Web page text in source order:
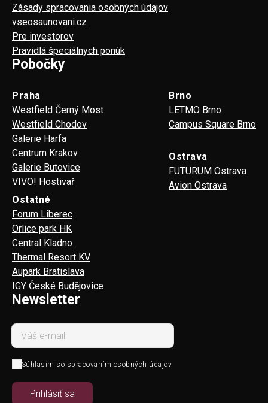
Zásady spracovania osobných údajov
vseosaunovani.cz
Pre investorov
Pravidlá špeciálnych ponúk
Pobočky
Praha
Westfield Černý Most
Westfield Chodov
Galerie Harfa
Centrum Krakov
Galerie Butovice
VIVO! Hostivař
Brno
LETMO Brno
Campus Square Brno
Ostrava
FUTURUM Ostrava
Avion Ostrava
Ostatné
Forum Liberec
Orlice park HK
Central Kladno
Thermal Resort KV
Aupark Bratislava
IGY České Budějovice
Newsletter
Súhlasím so spracovaním osobných údajov.